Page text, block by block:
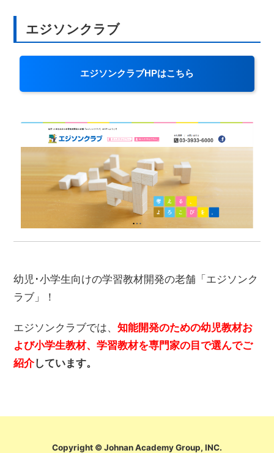
エジソンクラブ
エジソンクラブHPはこちら
幼児･小学生向けの学習教材開発の老舗「エジソンク
ラブ」！
エジソンクラブでは、 知能開発のための幼児教材お
よび小学生教材、学習教材を専門家の目で選んでご
紹介しています。
Copyright © Johnan Academy Group, INC.